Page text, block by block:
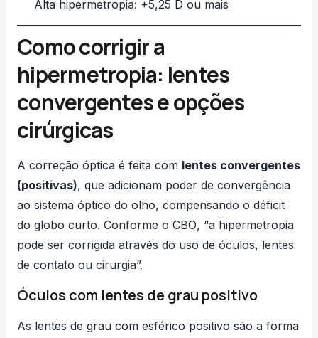
Alta hipermetropia: +5,25 D ou mais
Como corrigir a
hipermetropia: lentes
convergentes e opções
cirúrgicas
A correção óptica é feita com lentes convergentes
(positivas), que adicionam poder de convergência
ao sistema óptico do olho, compensando o déficit
do globo curto. Conforme o CBO, “a hipermetropia
pode ser corrigida através do uso de óculos, lentes
de contato ou cirurgia”.
Óculos com lentes de grau positivo
As lentes de grau com esférico positivo são a forma